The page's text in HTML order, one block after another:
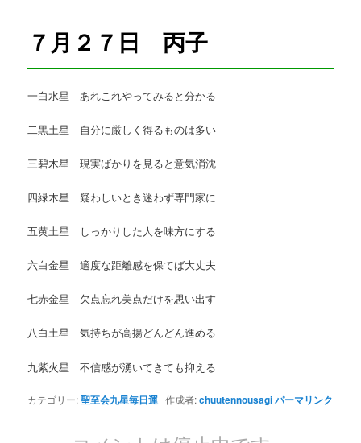
７月２７日 丙子
一白水星 あれこれやってみると分かる
二黒土星 自分に厳しく得るものは多い
三碧木星 現実ばかりを見ると意気消沈
四緑木星 疑わしいとき迷わず専門家に
五黄土星 しっかりした人を味方にする
六白金星 適度な距離感を保てば大丈夫
七赤金星 欠点忘れ美点だけを思い出す
八白土星 気持ちが高揚どんどん進める
九紫火星 不信感が湧いてきても抑える
カテゴリー:聖至会九星毎日運 作成者:chuutennousagiパーマリンク